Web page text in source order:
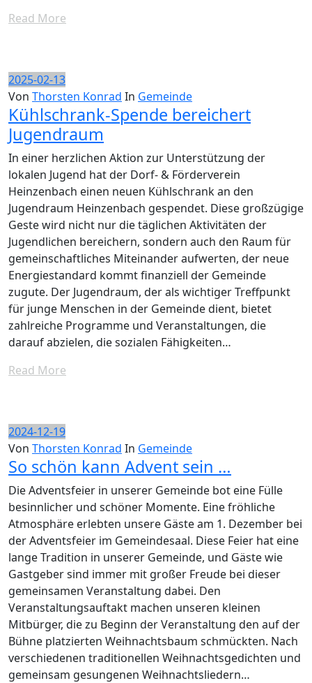
Read More
2025-02-13
Von Thorsten Konrad In Gemeinde
Kühlschrank-Spende bereichert
Jugendraum
In einer herzlichen Aktion zur Unterstützung der
lokalen Jugend hat der Dorf- & Förderverein
Heinzenbach einen neuen Kühlschrank an den
Jugendraum Heinzenbach gespendet. Diese großzügige
Geste wird nicht nur die täglichen Aktivitäten der
Jugendlichen bereichern, sondern auch den Raum für
gemeinschaftliches Miteinander aufwerten, der neue
Energiestandard kommt finanziell der Gemeinde
zugute. Der Jugendraum, der als wichtiger Treffpunkt
für junge Menschen in der Gemeinde dient, bietet
zahlreiche Programme und Veranstaltungen, die
darauf abzielen, die sozialen Fähigkeiten…
Read More
2024-12-19
Von Thorsten Konrad In Gemeinde
So schön kann Advent sein …
Die Adventsfeier in unserer Gemeinde bot eine Fülle
besinnlicher und schöner Momente. Eine fröhliche
Atmosphäre erlebten unsere Gäste am 1. Dezember bei
der Adventsfeier im Gemeindesaal. Diese Feier hat eine
lange Tradition in unserer Gemeinde, und Gäste wie
Gastgeber sind immer mit großer Freude bei dieser
gemeinsamen Veranstaltung dabei. Den
Veranstaltungsauftakt machen unseren kleinen
Mitbürger, die zu Beginn der Veranstaltung den auf der
Bühne platzierten Weihnachtsbaum schmückten. Nach
verschiedenen traditionellen Weihnachtsgedichten und
gemeinsam gesungenen Weihnachtsliedern…